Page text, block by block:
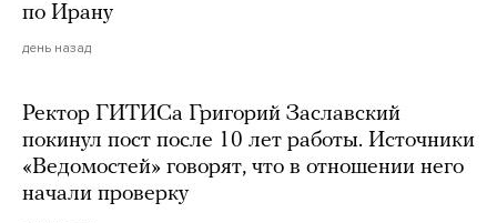
по Ирану
день назад
Ректор ГИТИСа Григорий Заславский
покинул пост после 10 лет работы. Источники
«Ведомостей» говорят, что в отношении него
начали проверку